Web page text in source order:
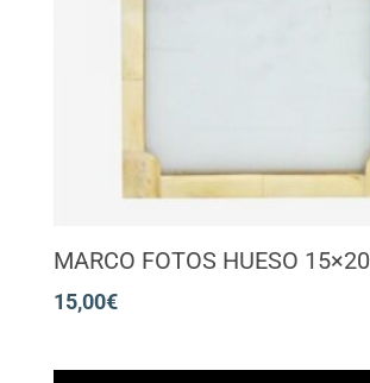
MARCO FOTOS HUESO 15×20
15,00€